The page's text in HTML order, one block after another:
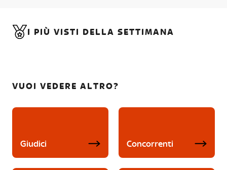
I PIÙ VISTI DELLA SETTIMANA
VUOI VEDERE ALTRO?
Giudici Concorrenti